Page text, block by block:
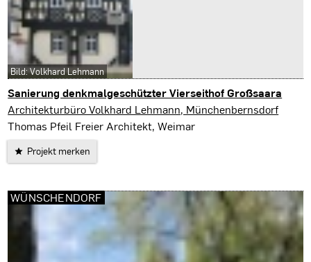
Sanierung denkmalgeschützter Vierseithof Großsaara
Saara
Architekturbüro Volkhard Lehmann, Münchenbernsdorf
Thomas Pfeil Freier Architekt, Weimar
Projekt merken
Bild: Volkhard Lehmann
WÜNSCHENDORF